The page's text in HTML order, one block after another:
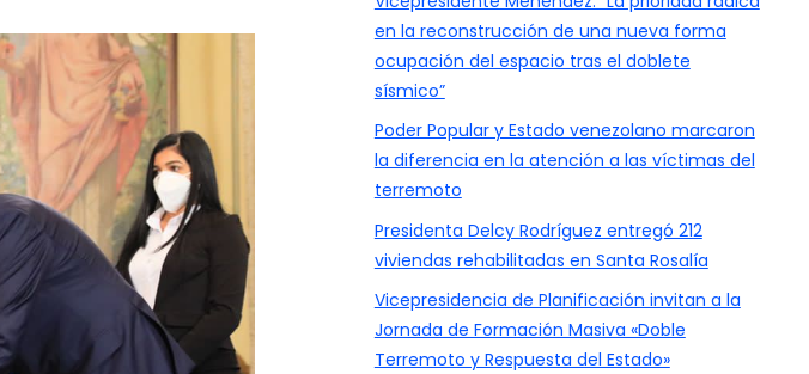
en la reconstrucción de una nueva forma
ocupación del espacio tras el doblete
sísmico”
Poder Popular y Estado venezolano marcaron
la diferencia en la atención a las víctimas del
terremoto
Presidenta Delcy Rodríguez entregó 212
viviendas rehabilitadas en Santa Rosalía
Vicepresidencia de Planificación invitan a la
Jornada de Formación Masiva «Doble
Terremoto y Respuesta del Estado»